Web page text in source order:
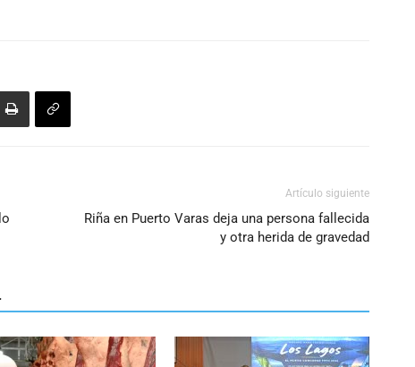
Artículo siguiente
Riña en Puerto Varas deja una persona fallecida
y otra herida de gravedad